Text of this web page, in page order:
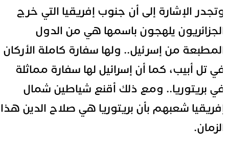
الإشارة إلى أن جنوب إفريقيا التي خرج
يلهجون باسمها هي من الدول
من إسرئيل.. ولها سفارة كاملة الأركان
تل أبيب، كما أن إسرائيل لها سفارة مماثلة
بريتوريا.. ومع ذلك أقنع شياطين شمال
شعبهم بأن بريتوريا هي صلاح الدين هذا